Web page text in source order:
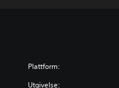
Plattform:
Utgivelse: